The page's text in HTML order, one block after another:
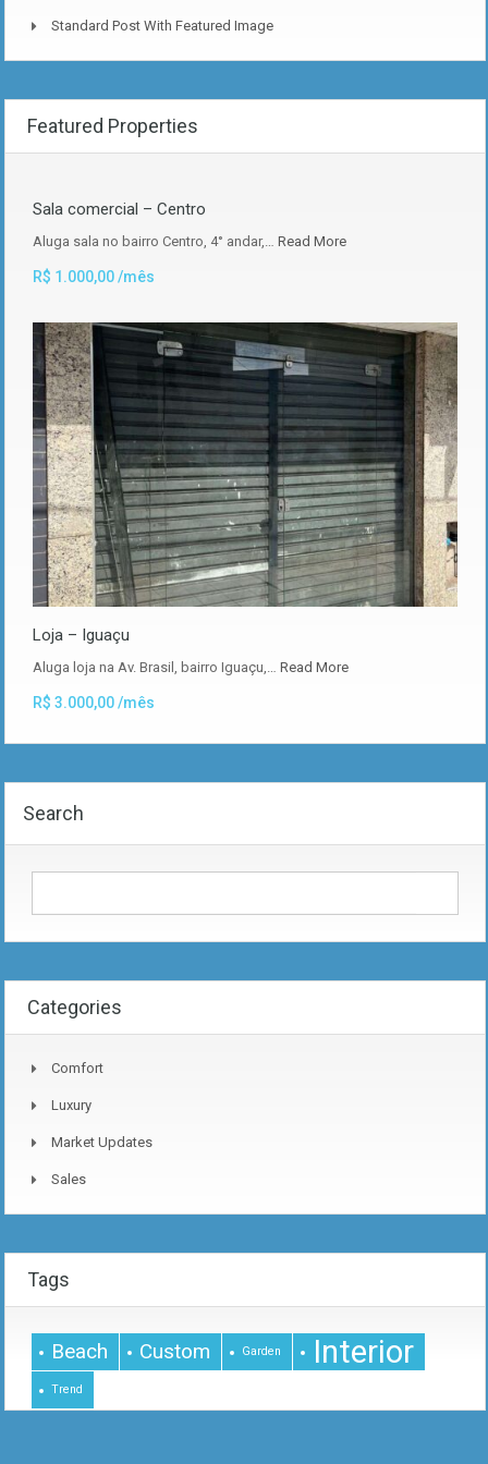
Standard Post With Featured Image
Featured Properties
Sala comercial – Centro
Aluga sala no bairro Centro, 4° andar,… Read More
R$ 1.000,00 /mês
Loja – Iguaçu
Aluga loja na Av. Brasil, bairro Iguaçu,… Read More
R$ 3.000,00 /mês
Search
Categories
Comfort
Luxury
Market Updates
Sales
Tags
Beach Custom Garden Interior
Trend